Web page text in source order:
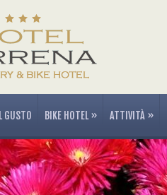
IL GUSTO BIKE HOTEL » ATTIVITÀ »